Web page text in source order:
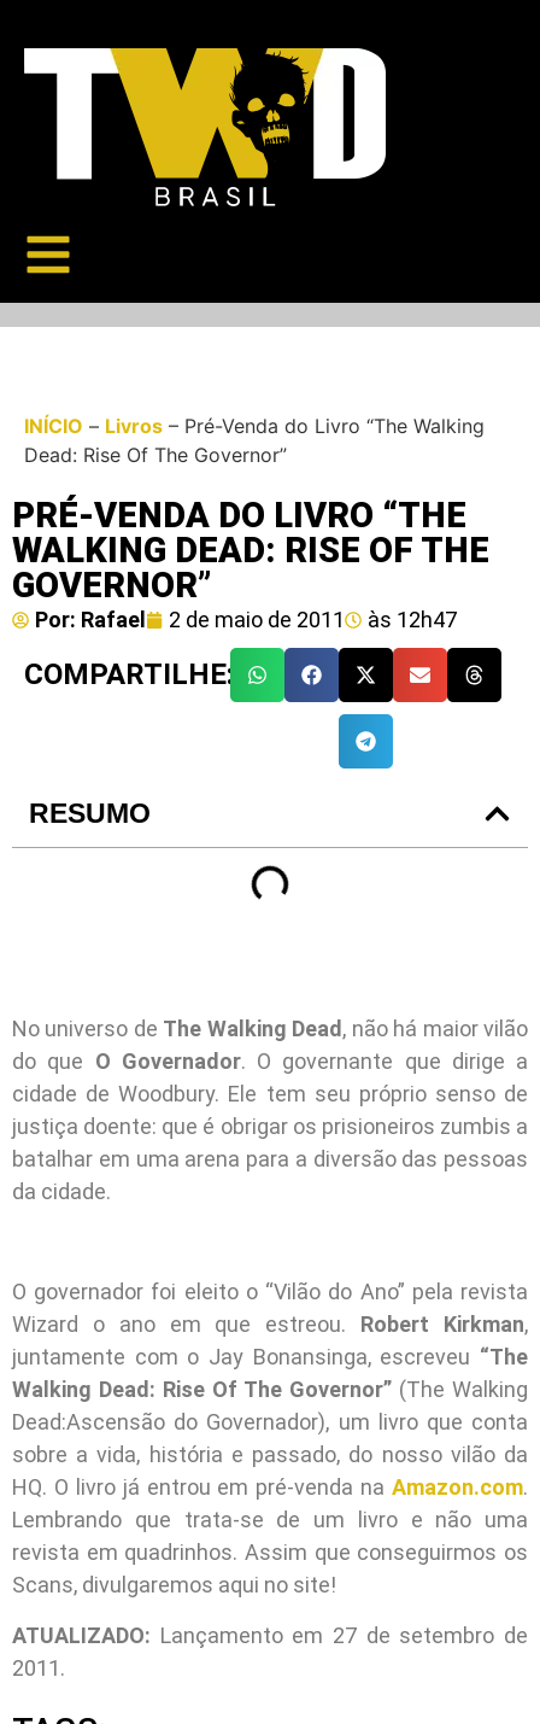
INÍCIO – Livros – Pré-Venda do Livro “The Walking
Dead: Rise Of The Governor”
PRÉ-VENDA DO LIVRO “THE
WALKING DEAD: RISE OF THE
GOVERNOR”
Por: Rafael 2 de maio de 2011 às 12h47
COMPARTILHE:
RESUMO
No universo de The Walking Dead, não há maior vilão
do que O Governador. O governante que dirige a
cidade de Woodbury. Ele tem seu próprio senso de
justiça doente: que é obrigar os prisioneiros zumbis a
batalhar em uma arena para a diversão das pessoas
da cidade.
O governador foi eleito o “Vilão do Ano” pela revista
Wizard o ano em que estreou. Robert Kirkman,
juntamente com o Jay Bonansinga, escreveu “The
Walking Dead: Rise Of The Governor” (The Walking
Dead:Ascensão do Governador), um livro que conta
sobre a vida, história e passado, do nosso vilão da
HQ. O livro já entrou em pré-venda na Amazon.com.
Lembrando que trata-se de um livro e não uma
revista em quadrinhos. Assim que conseguirmos os
Scans, divulgaremos aqui no site!
ATUALIZADO: Lançamento em 27 de setembro de
2011.